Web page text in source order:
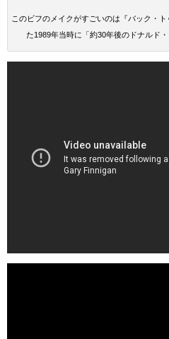
このビフのメイクがすごいのは『バック・
た1989年当時に「約30年後のドナルド